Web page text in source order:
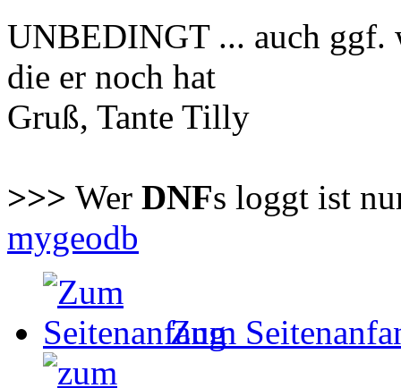
UNBEDINGT ... auch ggf.
die er noch hat
Gruß, Tante Tilly
>>> Wer DNFs loggt ist
mygeodb
Zum